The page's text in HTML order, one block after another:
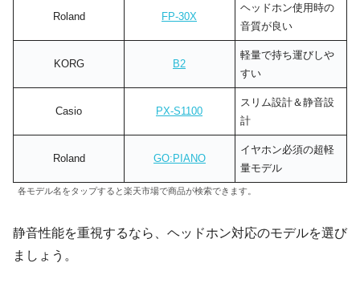
Roland FP-30X
ヘッドホン使用時の
音質が良い
KORG B2
軽量で持ち運びしや
すい
Casio PX-S1100
スリム設計＆静音設
計
Roland GO:PIANO
イヤホン必須の超軽
量モデル
各モデル名をタップすると楽天市場で商品が検索できます。
静音性能を重視するなら、ヘッドホン対応のモデルを選び
ましょう。